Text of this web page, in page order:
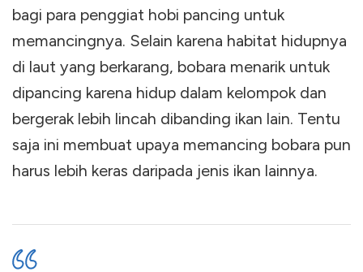
bagi para penggiat hobi pancing untuk
memancingnya. Selain karena habitat hidupnya
di laut yang berkarang, bobara menarik untuk
dipancing karena hidup dalam kelompok dan
bergerak lebih lincah dibanding ikan lain. Tentu
saja ini membuat upaya memancing bobara pun
harus lebih keras daripada jenis ikan lainnya.